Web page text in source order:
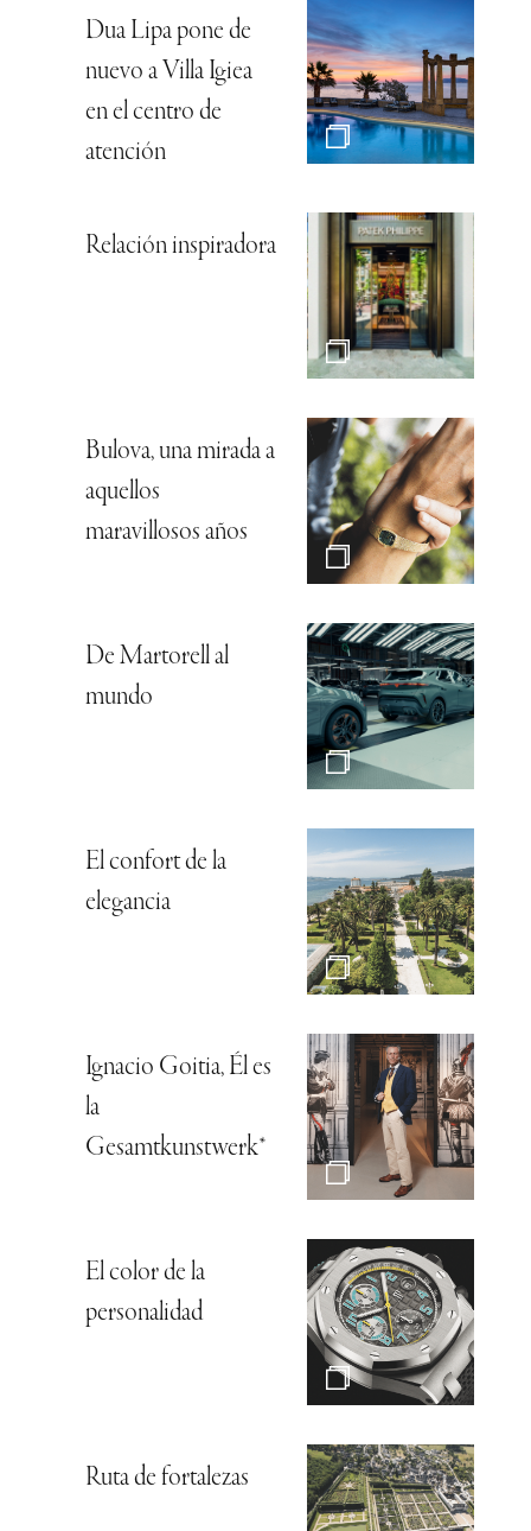
Dua Lipa pone de
nuevo a Villa Igiea
en el centro de
atención
Relación inspiradora
Bulova, una mirada a
aquellos
maravillosos años
De Martorell al
mundo
El confort de la
elegancia
Ignacio Goitia, Él es
la
Gesamtkunstwerk*
El color de la
personalidad
Ruta de fortalezas